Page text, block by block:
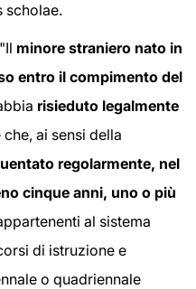
scholae.
minore straniero nato in
entro il compimento del
risieduto legalmente
che, ai sensi della
regolarmente, nel
cinque anni, uno o più
al sistema
di istruzione e
o quadriennale